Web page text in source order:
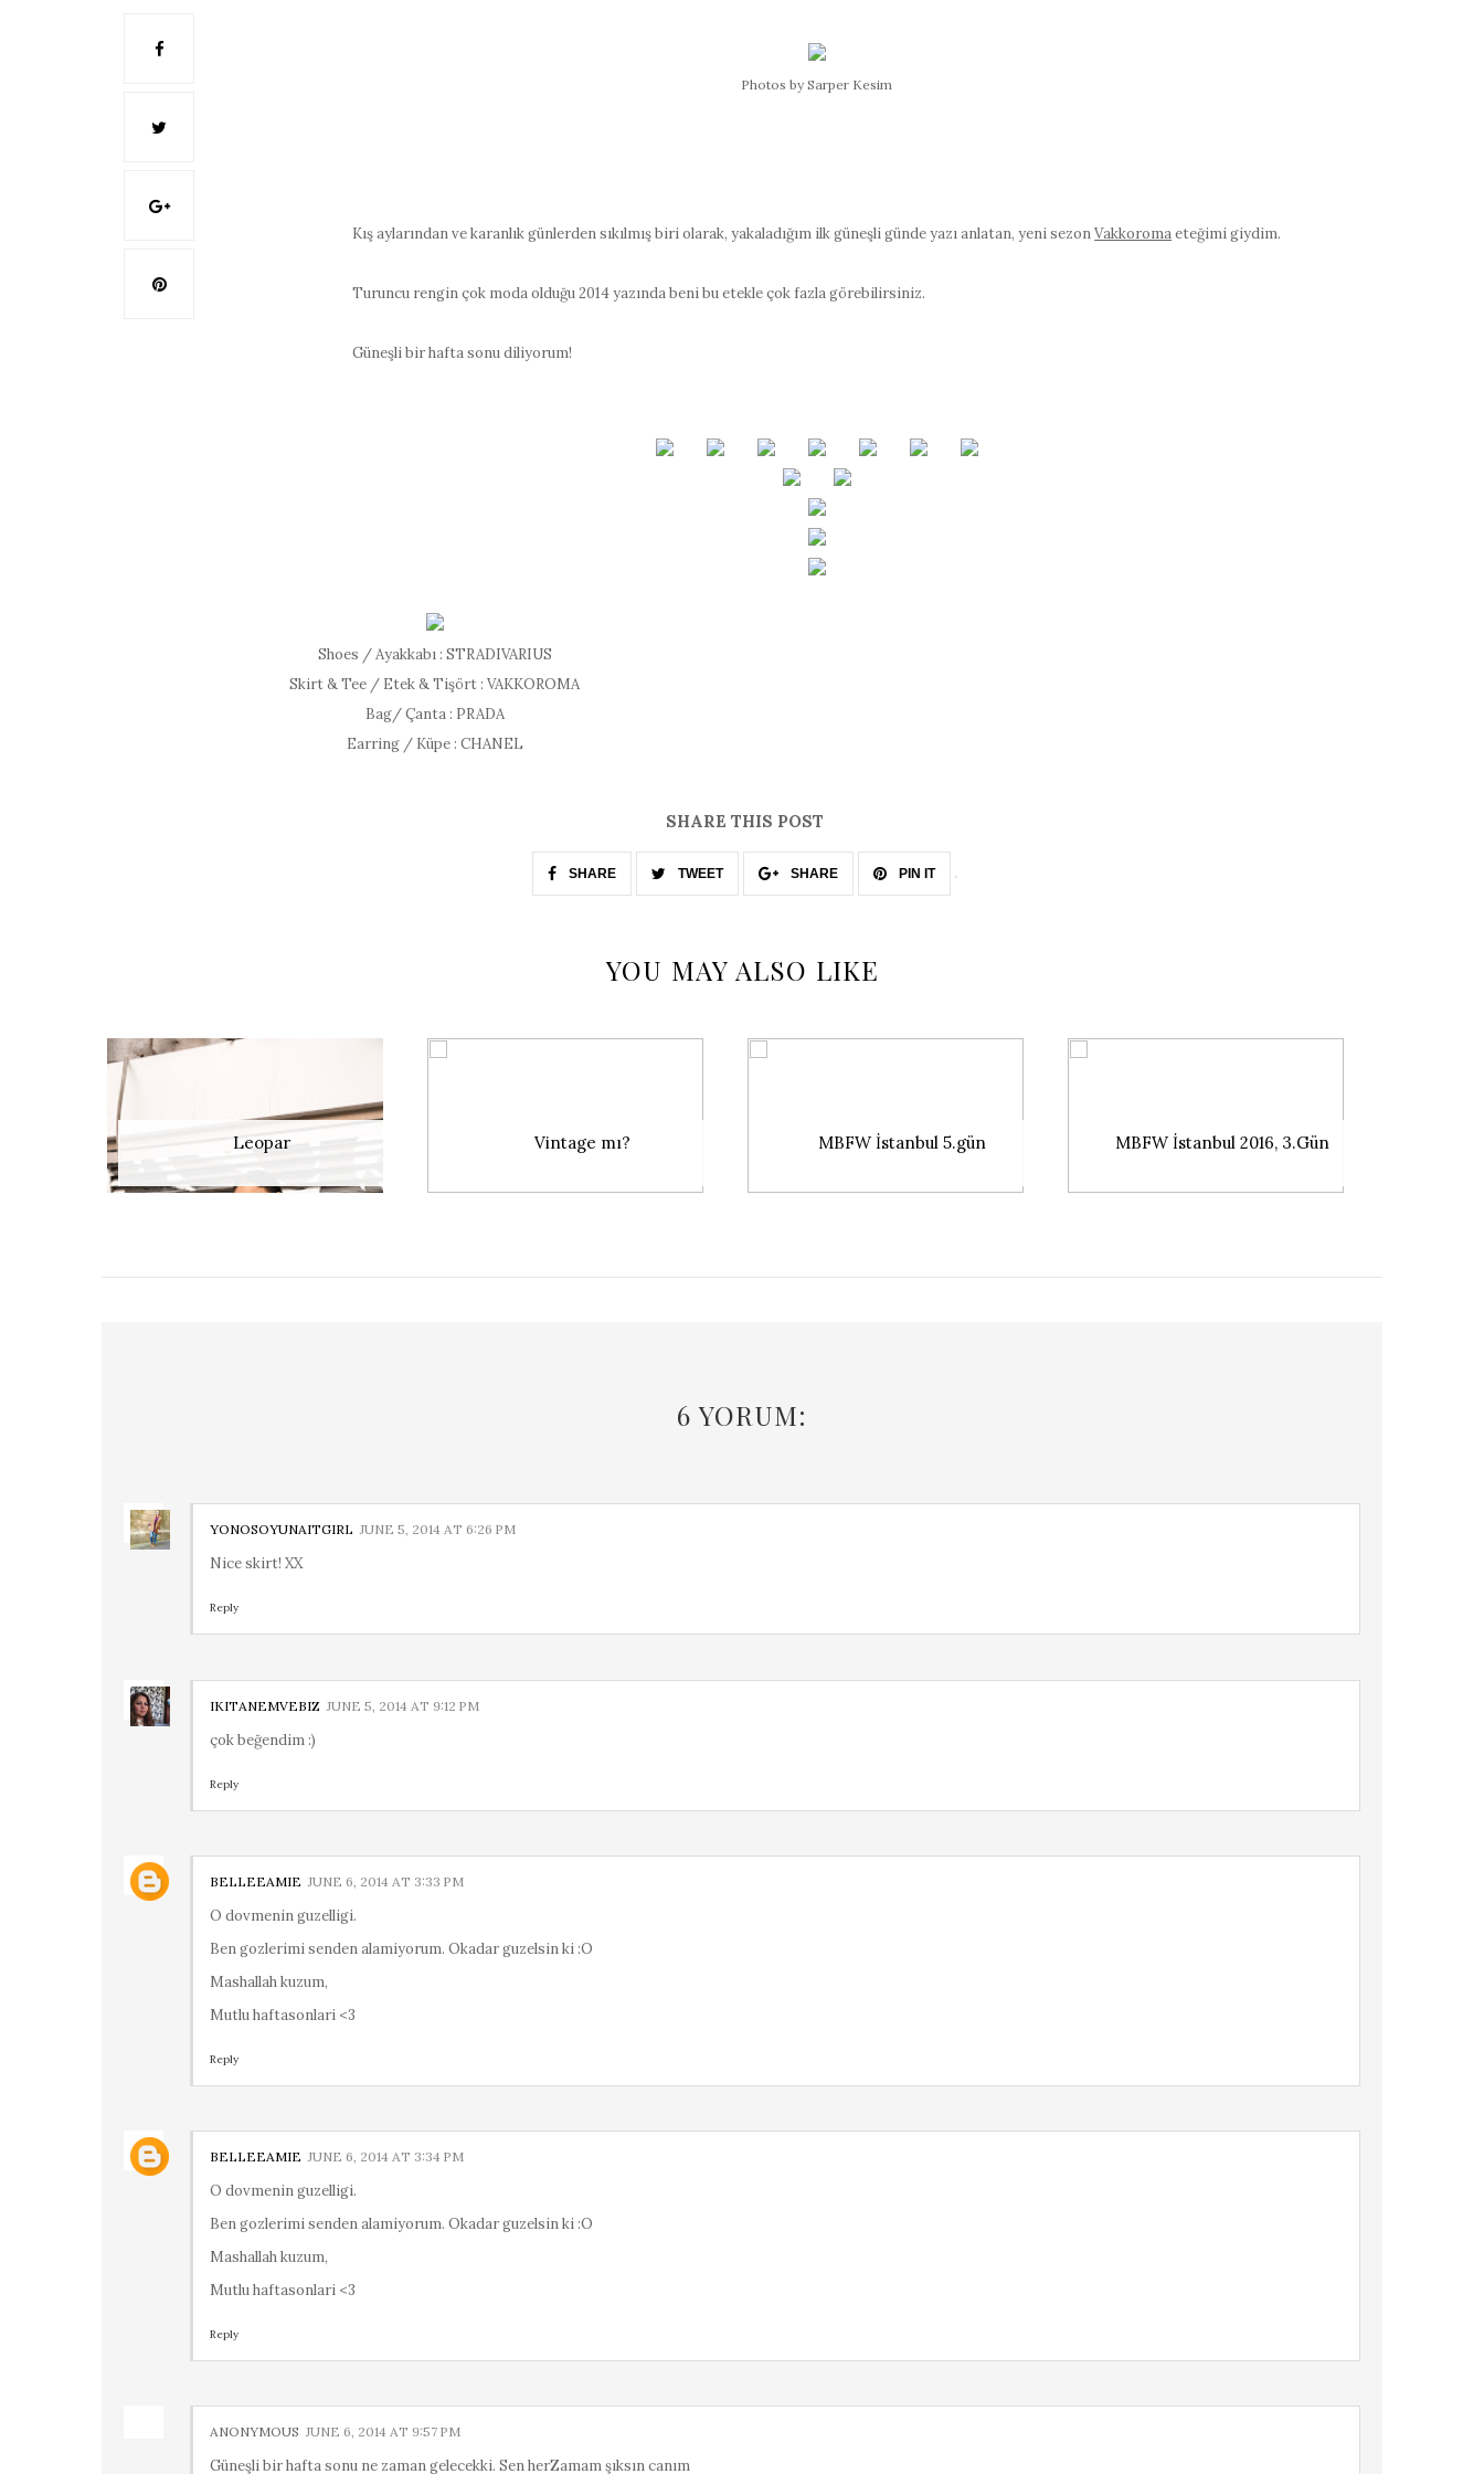
Photos by Sarper Kesim
Kış aylarından ve karanlık günlerden sıkılmış biri olarak, yakaladığım ilk güneşli günde yazı anlatan, yeni sezonVakkoromaeteğimi giydim.
Turuncu rengin çok moda olduğu 2014 yazında beni bu etekle çok fazla görebilirsiniz.
Güneşli bir hafta sonu diliyorum!
Shoes / Ayakkabı : STRADIVARIUS
Skirt & Tee / Etek & Tişört : VAKKOROMA
Bag/ Çanta : PRADA
Earring / Küpe : CHANEL
SHARE THIS POST
SHARE TWEET SHARE PIN IT
YOU MAY ALSO LIKE
Leopar Vintage mı? MBFW İstanbul 5.gün MBFW İstanbul 2016, 3.Gün
6 YORUM:
YONOSOYUNAITGIRL JUNE 5, 2014 AT 6:26 PM
Nice skirt! XX
Reply
IKITANEMVEBIZ JUNE 5, 2014 AT 9:12 PM
çok beğendim :)
Reply
BELLEEAMIE JUNE 6, 2014 AT 3:33 PM
O dovmenin guzelligi.
Ben gozlerimi senden alamiyorum. Okadar guzelsin ki :O
Mashallah kuzum,
Mutlu haftasonlari <3
Reply
BELLEEAMIE JUNE 6, 2014 AT 3:34 PM
O dovmenin guzelligi.
Ben gozlerimi senden alamiyorum. Okadar guzelsin ki :O
Mashallah kuzum,
Mutlu haftasonlari <3
Reply
ANONYMOUS JUNE 6, 2014 AT 9:57 PM
Güneşli bir hafta sonu ne zaman gelecekki. Sen herZamam şıksın canım